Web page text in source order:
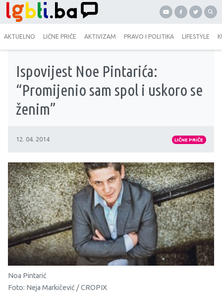
AKTUELNO LIČNE PRIČE AKTIVIZAM PRAVO I POLITIKA LIFESTYLE
Ispovijest Noe Pintarića:
“Promijenio sam spol i uskoro se
ženim”
12. 04. 2014 LIČNE PRIČE
Noa Pintarić
Foto: Neja Markičević / CROPIX